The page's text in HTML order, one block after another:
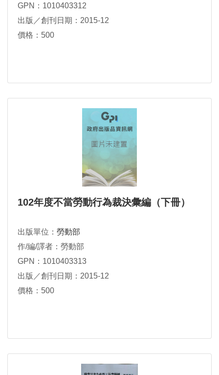
GPN：1010403312
出版／創刊日期：2015-12
價格：500
102年度不當勞動行為裁決彙編（下冊）
出版單位： 勞動部
作/編/譯者：勞動部
GPN：1010403313
出版／創刊日期：2015-12
價格：500